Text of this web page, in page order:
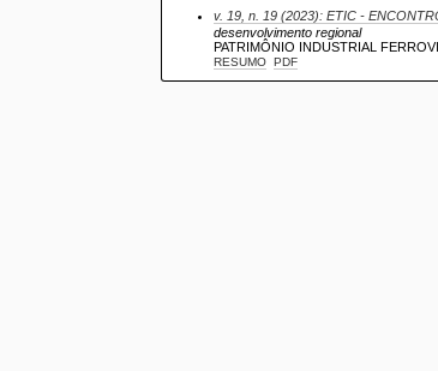
v. 19, n. 19 (2023): ETIC -
desenvolvimento regional
PATRIMÔNIO INDUSTRIAL
RESUMO PDF